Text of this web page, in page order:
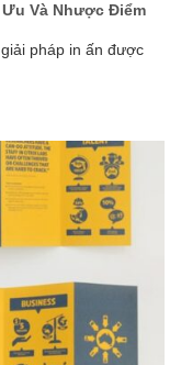
Ưu Và Nhược Điểm
pháp in ấn được